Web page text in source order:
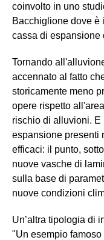
coinvolto in uno
Bacchiglione dove è
cassa di espansione
Tornando
accennato al fatto
storicamente meno
opere rispetto
rischio di alluvioni.
espansione presenti
efficaci: il punto,
nuove vasche di
sulla base di
nuove condizioni
Un’altra tipologia di
"Un esempio